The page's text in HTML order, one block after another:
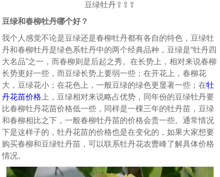
豆绿牡丹⇪⇪⇪
豆绿和春柳牡丹哪个好？
我个人感觉不论是豆绿还是春柳牡丹都有各自的特色，豆绿牡
丹和春柳牡丹是绿色系牡丹中的两个经典品种，豆绿是“牡丹四
大名品”之一，而春柳则是后起之秀。在长势上，相对来说春柳
长势更好一些，而豆绿长势上要弱一些；在开花上，春柳花
大，豆绿花小；在花色上，一般豆绿的绿色更显著一些；在牡
丹花苗价格 上，豆绿相对来说略占优势，同年份的豆绿牡丹要
比春柳牡丹花苗价格低一些，同样是一棵三年的牡丹苗，豆绿
和春柳相比之下，一般春柳牡丹苗的价格会贵一些。通常情况
下是这样子的，牡丹花苗的价格也是在变化的，如果大家想要
购买春柳和豆绿牡丹苗，可以联系牡丹花农曹峰了解具体价格
情况。